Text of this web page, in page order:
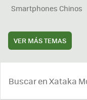
Smartphones Chinos
VER MÁS TEMAS